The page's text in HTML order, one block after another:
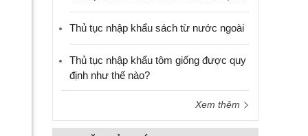
Thủ tục nhập khẩu sách từ nước ngoài
Thủ tục nhập khẩu tôm giống được quy
định như thế nào?
Xem thêm